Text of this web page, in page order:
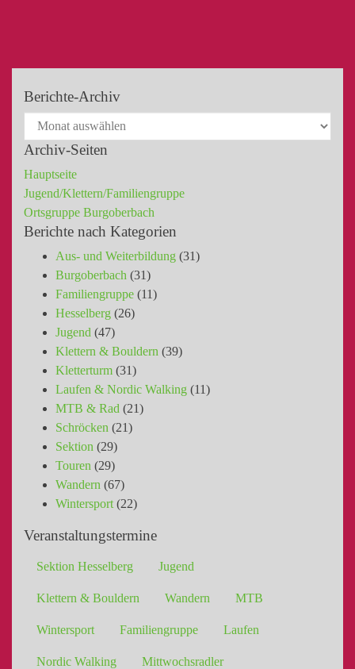
Berichte-Archiv
Archiv-Seiten
Hauptseite
Jugend/Klettern/Familiengruppe
Ortsgruppe Burgoberbach
Berichte nach Kategorien
Aus- und Weiterbildung (31)
Burgoberbach (31)
Familiengruppe (11)
Hesselberg (26)
Jugend (47)
Klettern & Bouldern (39)
Kletterturm (31)
Laufen & Nordic Walking (11)
MTB & Rad (21)
Schröcken (21)
Sektion (29)
Touren (29)
Wandern (67)
Wintersport (22)
Veranstaltungstermine
Sektion Hesselberg Jugend
Klettern & Bouldern Wandern MTB
Wintersport Familiengruppe Laufen
Nordic Walking Mittwochsradler